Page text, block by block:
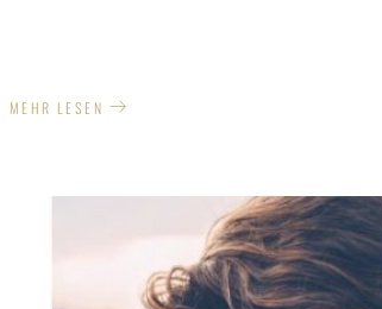
MEHR LESEN